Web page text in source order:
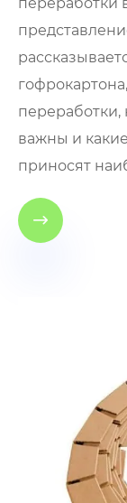
переработки,
важны и
приносят
